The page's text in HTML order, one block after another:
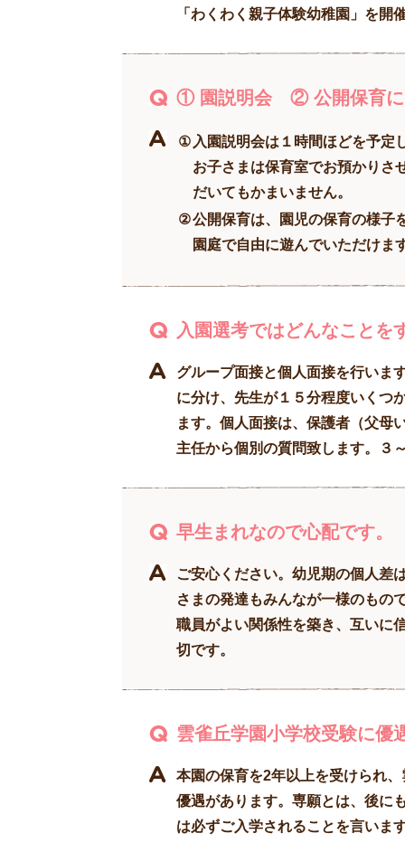
「わくわく親子体験幼稚園」を開
① 園説明会 ② 公開保育に
① 入園説明会は１時間ほどを予定
お子さまは保育室でお預かりさ
だいてもかまいません。
②公開保育は、園児の保育の様子
園庭で自由に遊んでいただけま
入園選考ではどんなことを
グループ面接と個人面接を行いま
に分け、先生が１５分程度いくつ
ます。個人面接は、保護者（父母
主任から個別の質問致します。３
早生まれなので心配です。
ご安心ください。幼児期の個人差
さまの発達もみんなが一様のもの
職員がよい関係性を築き、互いに
切です。
雲雀丘学園小学校受験に優
本園の保育を2年以上を受けられ
優遇があります。専願とは、後に
は必ずご入学されることを言いま